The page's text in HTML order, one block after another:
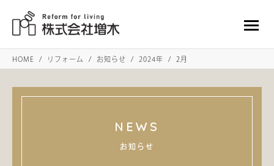
HOME リフォーム お知らせ 2024年 2月
NEWS
お知らせ